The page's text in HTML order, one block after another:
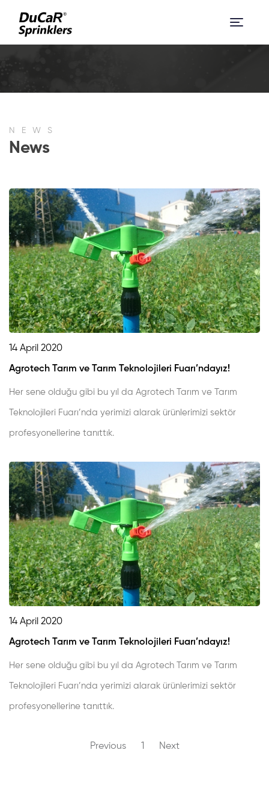
NEWS
News
14 April 2020
Agrotech Tarım ve Tarım Teknolojileri Fuarı’ndayız!
Her sene olduğu gibi bu yıl da Agrotech Tarım ve Tarım
Teknolojileri Fuarı’nda yerimizi alarak ürünlerimizi sektör
profesyonellerine tanıttık.
14 April 2020
Agrotech Tarım ve Tarım Teknolojileri Fuarı’ndayız!
Her sene olduğu gibi bu yıl da Agrotech Tarım ve Tarım
Teknolojileri Fuarı’nda yerimizi alarak ürünlerimizi sektör
profesyonellerine tanıttık.